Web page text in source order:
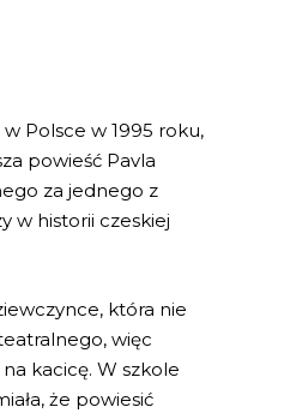
Polsce w 1995 roku,
powieść Pavla
za jednego z
w historii czeskiej
która nie
więc
na kacicę. W szkole
że powiesić